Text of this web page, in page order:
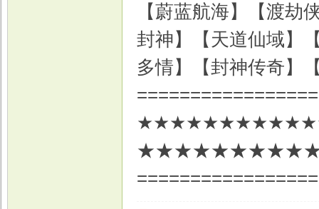
【蔚蓝航海】【渡劫
封神】【天道仙域】
多情】【封神传奇】